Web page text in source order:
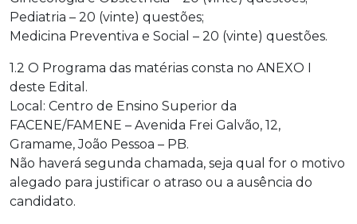
Pediatria – 20 (vinte) questões;
Medicina Preventiva e Social – 20 (vinte) questões.
1.2 O Programa das matérias consta no ANEXO I
deste Edital.
Local: Centro de Ensino Superior da
FACENE/FAMENE – Avenida Frei Galvão, 12,
Gramame, João Pessoa – PB.
Não haverá segunda chamada, seja qual for o motivo
alegado para justificar o atraso ou a ausência do
candidato.